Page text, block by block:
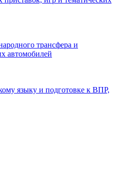
трансфера и
автомобилей
языку и подготовке к ВПР,